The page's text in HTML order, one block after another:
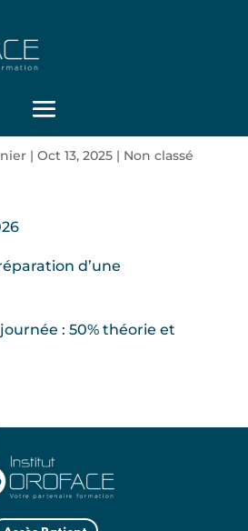
date pour la
ASEPSIE
| Oct 13, 2025| Non classé
d’une
: 50% théorie et